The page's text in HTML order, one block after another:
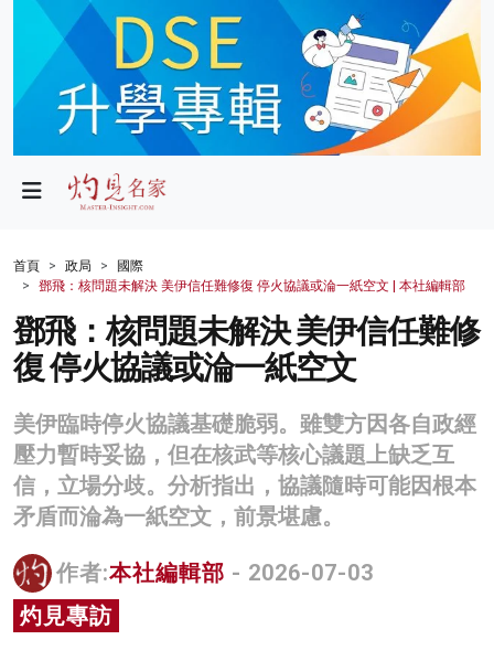
政局
財經
生活
健康
商業
科技
影片
名家榜
灼見活動
關於我們
首頁 政局
國際
鄧飛：核問題未解決 美伊信任難修復 停火協議或淪一紙空文 | 本社編輯部
鄧飛：核問題未解決 美伊信任難修
復 停火協議或淪一紙空文
美伊臨時停火協議基礎脆弱。雖雙方因各自政經
壓力暫時妥協，但在核武等核心議題上缺乏互
信，立場分歧。分析指出，協議隨時可能因根本
矛盾而淪為一紙空文，前景堪慮。
作者:本社編輯部 - 2026-07-03
灼見專訪